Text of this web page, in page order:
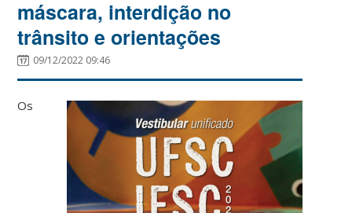
máscara, interdição no
trânsito e orientações
09/12/2022 09:46
Os